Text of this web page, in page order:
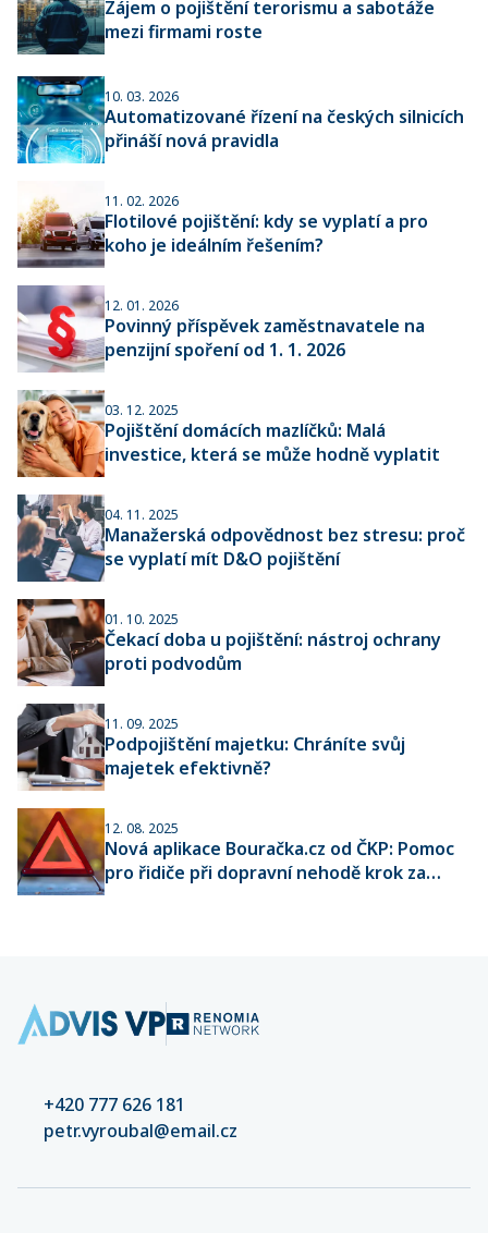
Zájem o pojištění terorismu a sabotáže
mezi firmami roste
10. 03. 2026
Automatizované řízení na českých silnicích
přináší nová pravidla
11. 02. 2026
Flotilové pojištění: kdy se vyplatí a pro
koho je ideálním řešením?
12. 01. 2026
Povinný příspěvek zaměstnavatele na
penzijní spoření od 1. 1. 2026
03. 12. 2025
Pojištění domácích mazlíčků: Malá
investice, která se může hodně vyplatit
04. 11. 2025
Manažerská odpovědnost bez stresu: proč
se vyplatí mít D&O pojištění
01. 10. 2025
Čekací doba u pojištění: nástroj ochrany
proti podvodům
11. 09. 2025
Podpojištění majetku: Chráníte svůj
majetek efektivně?
12. 08. 2025
Nová aplikace Bouračka.cz od ČKP: Pomoc
pro řidiče při dopravní nehodě krok za
+420 777 626 181
petr.vyroubal@email.cz